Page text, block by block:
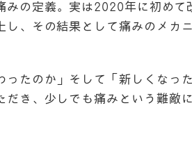
の定義。実は2020年に初め
、その結果として痛みのメカ
たのか」そして「新しくなっ
き、少しでも痛みという難敵